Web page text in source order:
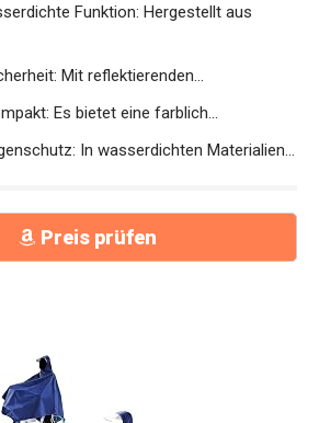
Funktion: Hergestellt aus
Mit reflektierenden...
Es bietet eine farblich...
In wasserdichten Materialien...
Preis prüfen